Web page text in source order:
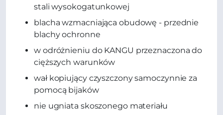
stali wysokogatunkowej
blacha wzmacniająca obudowę - przednie
blachy ochronne
w odróżnieniu do KANGU przeznaczona do
cięższych warunków
wał kopiujący czyszczony samoczynnie za
pomocą bijaków
nie ugniata skoszonego materiału